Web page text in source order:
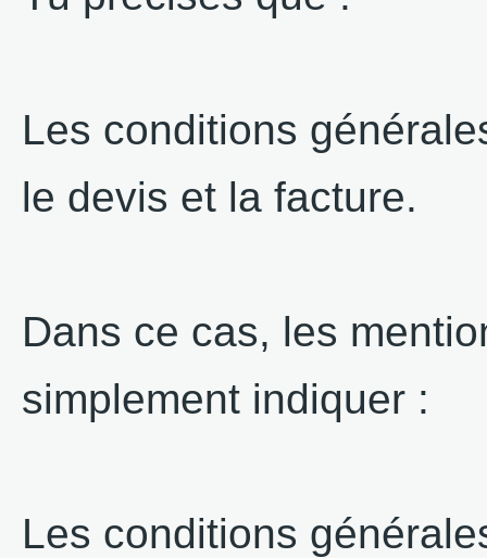
Les conditions
le devis et la facture.
Dans ce cas, les
simplement indiquer :
Les conditions